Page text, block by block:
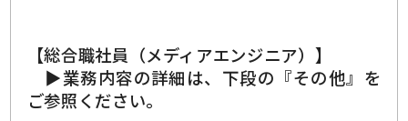
【総合職社員（メディアエンジニア）】
▶業務内容の詳細は、下段の『その他』を
ご参照ください。